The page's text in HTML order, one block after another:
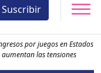
Suscribir
por juegos en Estados
las tensiones